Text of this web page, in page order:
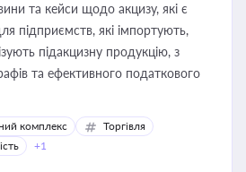
та кейси щодо акцизу, які є
підприємств, які імпортують,
підакцизну продукцію, з
та ефективного податкового
комплекс
Торгівля
+1